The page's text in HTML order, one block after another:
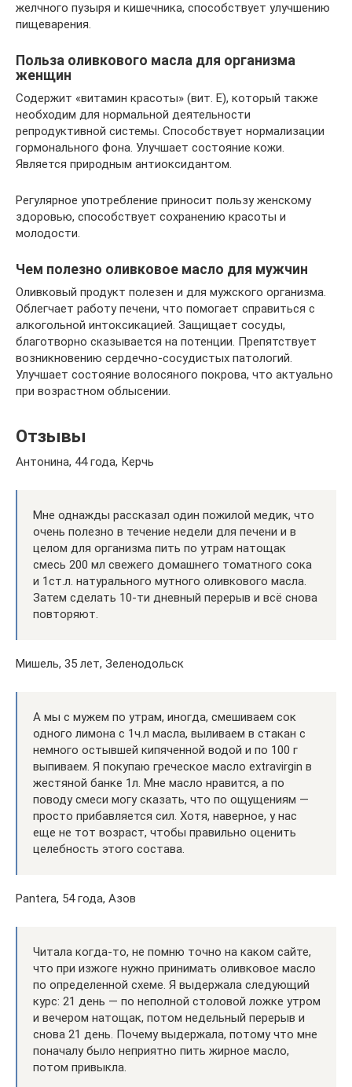
желчного пузыря и кишечника, способствует улучшению
пищеварения.
Польза оливкового масла для организма
женщин
Содержит «витамин красоты» (вит. Е), который также
необходим для нормальной деятельности
репродуктивной системы. Способствует нормализации
гормонального фона. Улучшает состояние кожи.
Является природным антиоксидантом.
Регулярное употребление приносит пользу женскому
здоровью, способствует сохранению красоты и
молодости.
Чем полезно оливковое масло для мужчин
Оливковый продукт полезен и для мужского организма.
Облегчает работу печени, что помогает справиться с
алкогольной интоксикацией. Защищает сосуды,
благотворно сказывается на потенции. Препятствует
возникновению сердечно-сосудистых патологий.
Улучшает состояние волосяного покрова, что актуально
при возрастном облысении.
Отзывы
Антонина, 44 года, Керчь
Мне однажды рассказал один пожилой медик, что
очень полезно в течение недели для печени и в
целом для организма пить по утрам натощак
смесь 200 мл свежего домашнего томатного сока
и 1ст.л. натурального мутного оливкового масла.
Затем сделать 10-ти дневный перерыв и всё снова
повторяют.
Мишель, 35 лет, Зеленодольск
А мы с мужем по утрам, иногда, смешиваем сок
одного лимона с 1ч.л масла, выливаем в стакан с
немного остывшей кипяченной водой и по 100 г
выпиваем. Я покупаю греческое масло extravirgin в
жестяной банке 1л. Мне масло нравится, а по
поводу смеси могу сказать, что по ощущениям —
просто прибавляется сил. Хотя, наверное, у нас
еще не тот возраст, чтобы правильно оценить
целебность этого состава.
Pantera, 54 года, Азов
Читала когда-то, не помню точно на каком сайте,
что при изжоге нужно принимать оливковое масло
по определенной схеме. Я выдержала следующий
курс: 21 день — по неполной столовой ложке утром
и вечером натощак, потом недельный перерыв и
снова 21 день. Почему выдержала, потому что мне
поначалу было неприятно пить жирное масло,
потом привыкла.